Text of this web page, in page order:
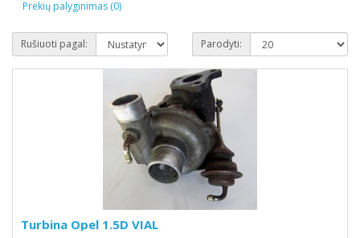
Prekių palyginimas (0)
Rušiuoti pagal: Parodyti:
Turbina Opel 1.5D VIAL